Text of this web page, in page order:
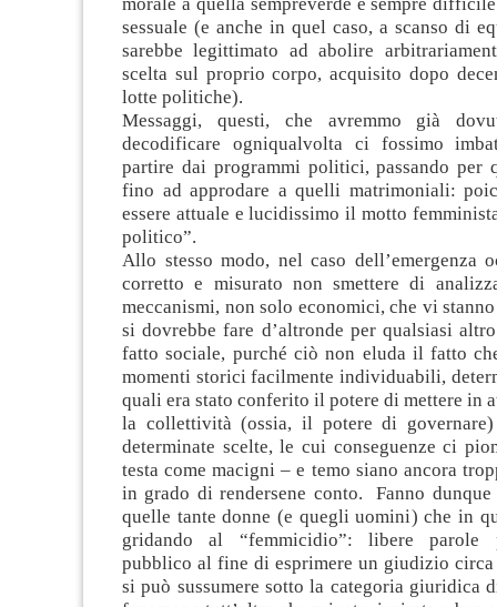
morale a quella sempreverde e sempre
sessuale (e anche in quel caso, a scanso di
sarebbe legittimato ad abolire
scelta sul proprio corpo, acquisito dopo
lotte politiche).
Messaggi, questi, che avremmo già
decodificare ogniqualvolta ci fossimo
partire dai programmi politici, passando per
fino ad approdare a quelli matrimoniali:
essere attuale e lucidissimo il motto
politico”.
Allo stesso modo, nel caso dell’emergenza
corretto e misurato non smettere di
meccanismi, non solo economici, che vi
si dovrebbe fare d’altronde per qualsiasi
fatto sociale, purché ciò non eluda il fatto
momenti storici facilmente individuabili,
quali era stato conferito il potere di mettere in
la collettività (ossia, il potere di governare)
determinate scelte, le cui conseguenze ci
testa come macigni – e temo siano ancora
in grado di rendersene conto. Fanno dunque
quelle tante donne (e quegli uomini) che in
gridando al “femmicidio”: libere parole
pubblico al fine di esprimere un giudizio
si può sussumere sotto la categoria giuridica